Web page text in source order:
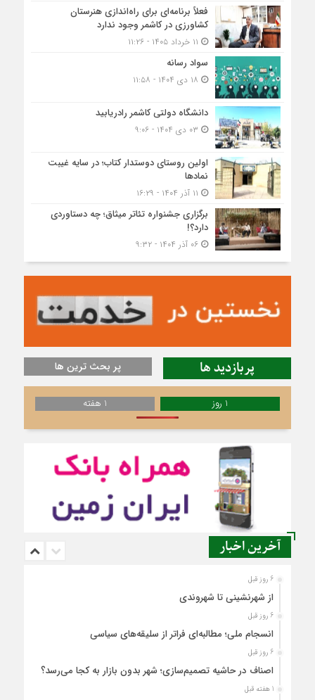
فعلاً برنامه‌ای برای راه‌اندازی هنرستان
کشاورزی در کاشمر وجود ندارد
سواد رسانه
دانشگاه دولتی کاشمر‌ رادریابید
اولین روستای دوستدار کتاب؛ در سایه غیبت
نمادها
برگزاری جشنواره تئاتر میثاق؛ چه دستاوردی
دارد؟!
۰۶ آذر ۱۴۰۴ - ۹:۳۲
پربازدید ها پر بحث ترین ها
1 روز 1 هفته
آخرین اخبار
6 روز قبل
از شهرنشینی تا شهروندی
6 روز قبل
انسجام ملی؛ مطالبه‌ای فراتر از سلیقه‌های سیاسی
6 روز قبل
اصناف در حاشیه تصمیم‌سازی؛ شهر بدون بازار به کجا می‌رسد؟
1 هفته قبل